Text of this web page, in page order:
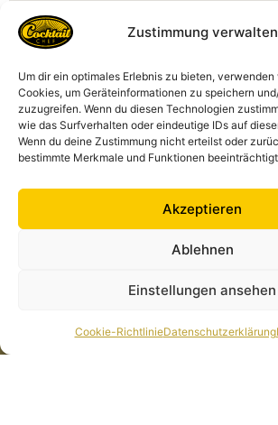
Zustimmung verwalten
Um dir ein optimales Erlebnis zu bieten,
Cookies, um Geräteinformationen zu speichern
zuzugreifen. Wenn du diesen Technologien
wie das Surfverhalten oder eindeutige IDs auf
Wenn du deine Zustimmung nicht erteilst oder
bestimmte Merkmale und Funktionen
Akzeptieren
Ablehnen
Einstellungen ansehen
Cookie-RichtlinieDatenschutzerklärung
Kontakt
Cocktailchef GmbH
Am Markt 11, 35287 Amöneburg
anfrage@cocktailchef-
+49 1573 435 3218
Cookie-
Alle Links
Cocktailchef in Deiner
Über Uns